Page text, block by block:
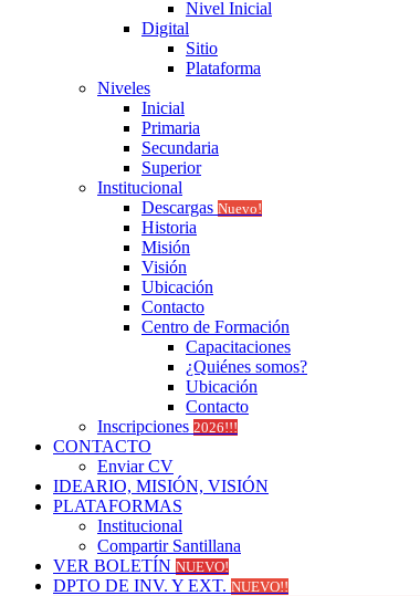
Nivel Inicial
Digital
Sitio
Plataforma
Niveles
Inicial
Primaria
Secundaria
Superior
Institucional
Descargas Nuevo!
Historia
Misión
Visión
Ubicación
Contacto
Centro de Formación
Capacitaciones
¿Quiénes somos?
Ubicación
Contacto
Inscripciones 2026!!!
CONTACTO
Enviar CV
IDEARIO, MISIÓN, VISIÓN
PLATAFORMAS
Institucional
Compartir Santillana
VER BOLETÍN NUEVO!
DPTO DE INV. Y EXT. NUEVO!!